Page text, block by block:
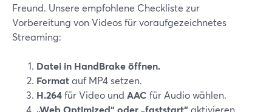
Freund. Unsere empfohlene Checkliste zur
Vorbereitung von Videos für voraufgezeichnetes
Streaming:
Datei in HandBrake öffnen.
Formatauf MP4 setzen.
H.264für Video und AAC für Audio wählen.
„Web Optimized“ oder „faststart“ aktivieren.